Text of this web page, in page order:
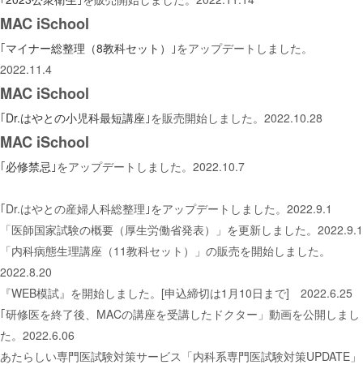
MAC iSchool
｢マイナー総整理（8教科セット）
｣をアップデートしました。
2022.11.4
MAC iSchool
｢Dr.はやとの小児科最短講座 ｣を販売開始しました。2022.10.28
MAC iSchool
｢必修禁忌 ｣をアップデートしました。2022.10.7
｢Dr.はやとの産婦人科総整理｣をアップデートしました。2022.9.1
「医師国家試験の概要（厚生労働省発表）」を更新しました。2022.9.1
「内科病態生理講座（11教科セット）」の販売を開始しました。
2022.8.20
『WEB模試』を開始しました。[申込締切は1月10日まで] 2022.6.25
｢研修医を終了後、MACの講座を受講したドクター」動画を公開しまし
た。2022.6.06
あたらしい専門医試験対策サービス「内科系専門医試験対策UPDATE」